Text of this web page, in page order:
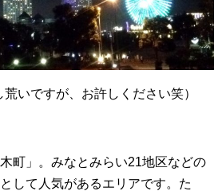
荒いですが、お許しください笑）
町」。みなとみらい21地区などの
して人気があるエリアです。た